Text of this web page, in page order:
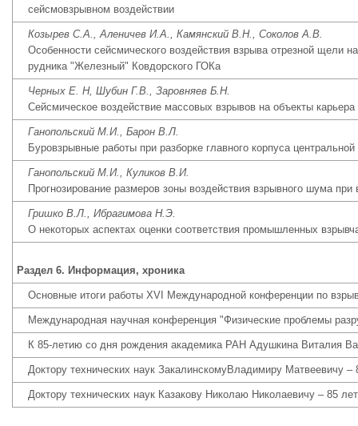
сейсмовзрывном воздействии
Козырев С.А., Аленичев И.А., Камянский В.Н., Соколов А.В.
Особенности сейсмического воздействия взрыва отрезной щели
рудника "Железный" Ковдорского ГОКа
Черных Е. Н, Шубин Г.В., Заровняев Б.Н.
Сейсмическое воздействие массовых взрывов на объекты
Ганопольский М.И., Барон В.Л.
Буровзрывные работы при разборке главного корпуса
Ганопольский М.И., Куликов В.И.
Прогнозирование размеров зоны воздействия взрывного шума
Гришко В.Л., Ибрагимова Н.Э.
О некоторых аспектах оценки соответствия промышленных
Раздел 6. Информация, хроника
Основные итоги работы ХVI Международной конференции по
Международная научная конференция "Физические проблемы
К 85-летию со дня рождения академика РАН Адушкина Виталия
Доктору технических наук ЗакалинскомуВладимиру Матвеевичу –
Доктору технических наук Казакову Николаю Николаевичу – 85 лет